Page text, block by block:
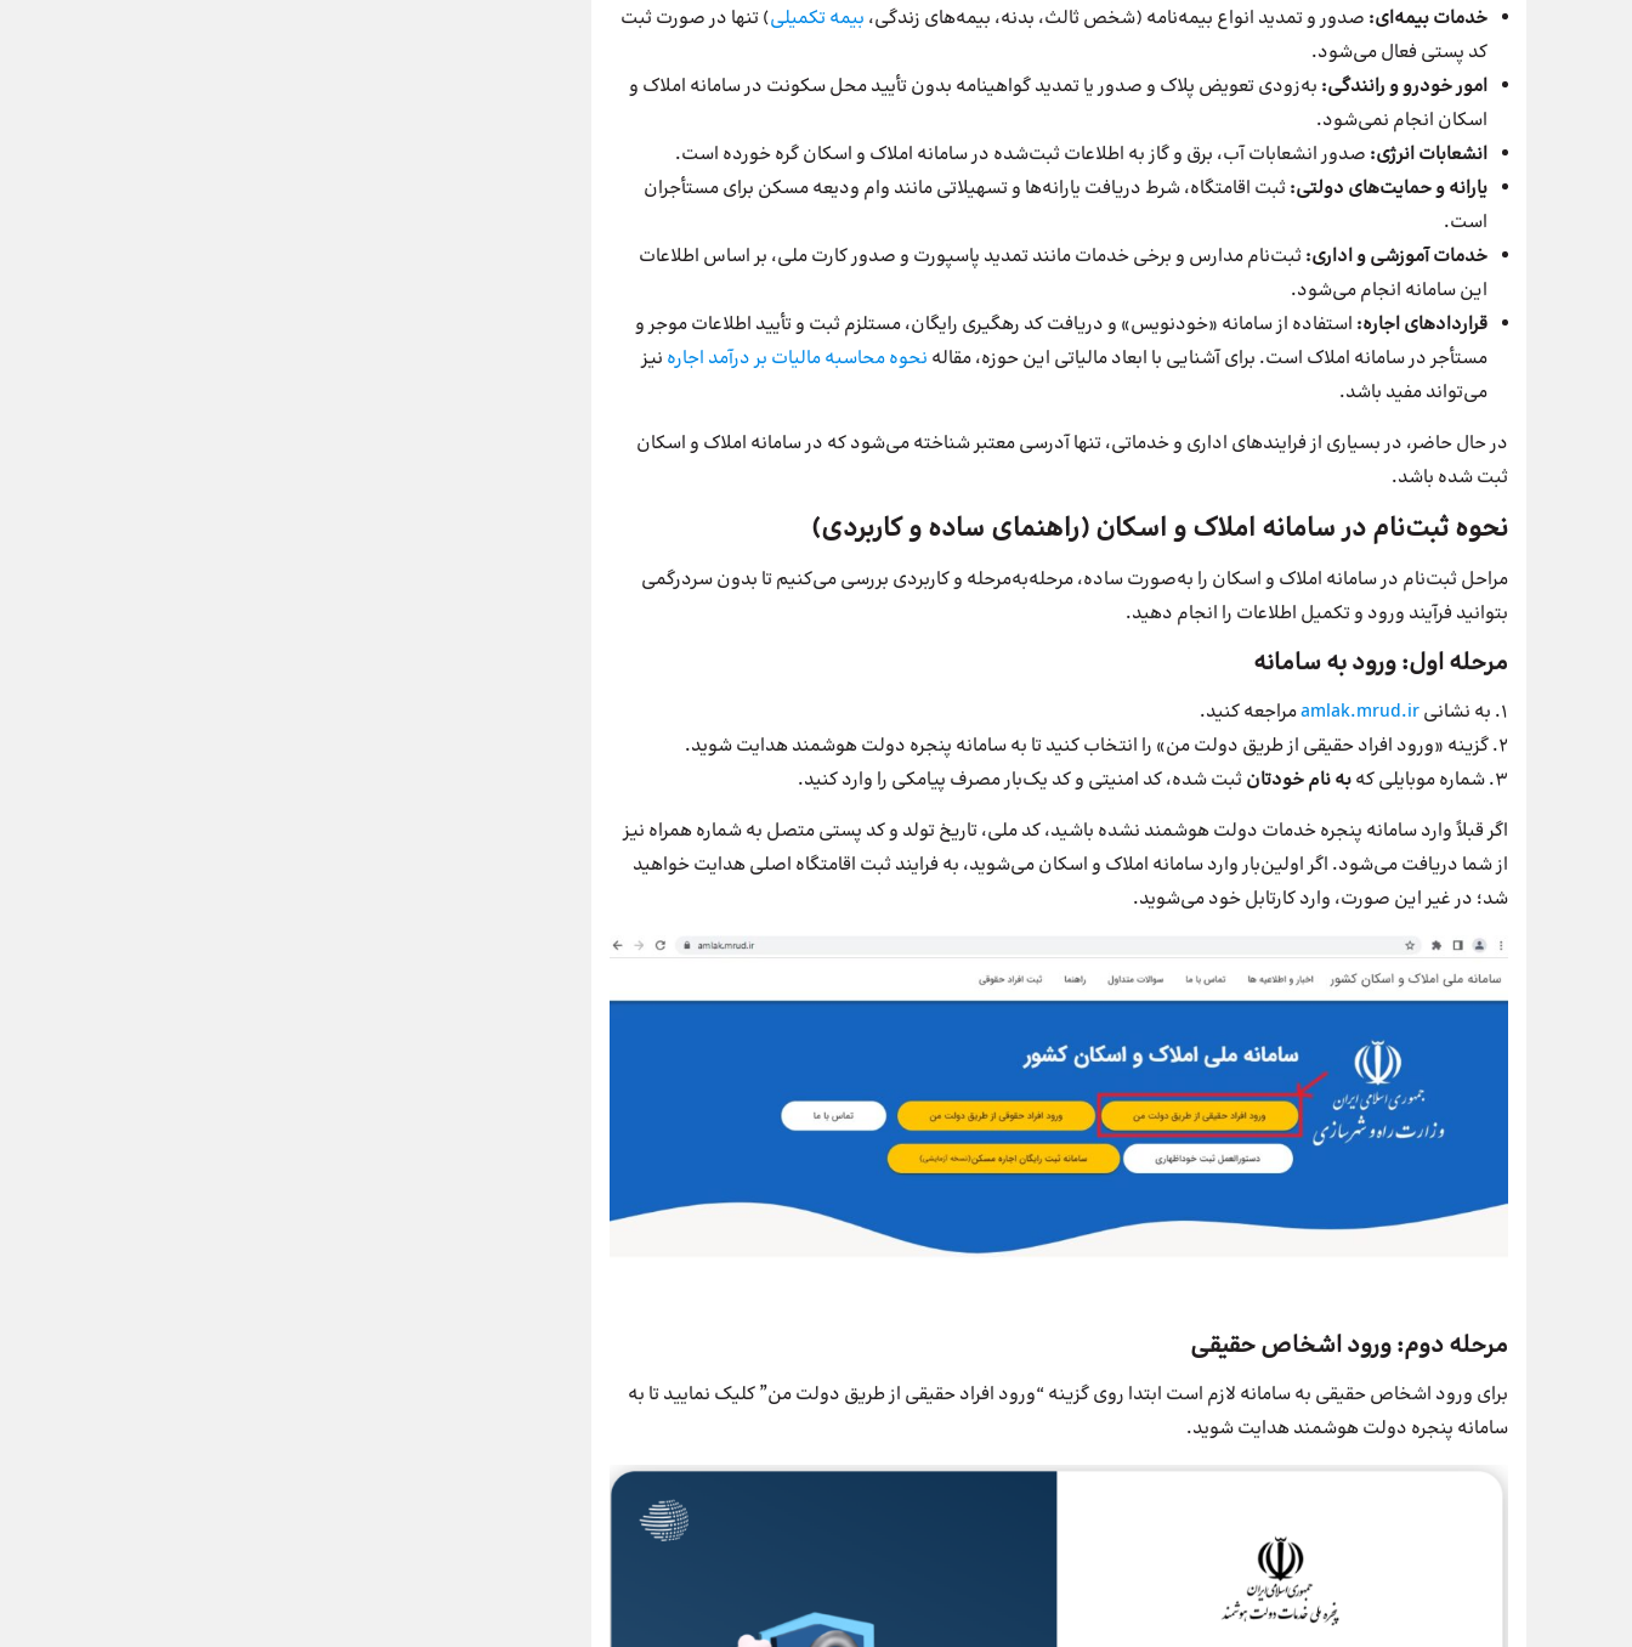
خدمات بیمه‌ای: صدور و تمدید انواع بیمه‌نامه (شخص ثالث، بدنه، بیمه‌های زندگی، بیمه تکمیلی) تنها در صورت ثبت
کد پستی فعال می‌شود.
امور خودرو و رانندگی: به‌زودی تعویض پلاک و صدور یا تمدید گواهینامه بدون تأیید محل سکونت در سامانه املاک و
اسکان انجام نمی‌شود.
انشعابات انرژی: صدور انشعابات آب، برق و گاز به اطلاعات ثبت‌شده در سامانه املاک و اسکان گره خورده است.
یارانه و حمایت‌های دولتی: ثبت اقامتگاه، شرط دریافت یارانه‌ها و تسهیلاتی مانند وام ودیعه مسکن برای مستأجران
است.
خدمات آموزشی و اداری: ثبت‌نام مدارس و برخی خدمات مانند تمدید پاسپورت و صدور کارت ملی، بر اساس اطلاعات
این سامانه انجام می‌شود.
قراردادهای اجاره: استفاده از سامانه «خودنویس» و دریافت کد رهگیری رایگان، مستلزم ثبت و تأیید اطلاعات موجر و
مستأجر در سامانه املاک است. برای آشنایی با ابعاد مالیاتی این حوزه، مقاله نحوه محاسبه مالیات بر درآمد اجاره نیز
می‌تواند مفید باشد.
در حال حاضر، در بسیاری از فرایندهای اداری و خدماتی، تنها آدرسی معتبر شناخته می‌شود که در سامانه املاک و اسکان
ثبت شده باشد.
نحوه ثبت‌نام در سامانه املاک و اسکان (راهنمای ساده و کاربردی)
مراحل ثبت‌نام در سامانه املاک و اسکان را به‌صورت ساده، مرحله‌به‌مرحله و کاربردی بررسی می‌کنیم تا بدون سردرگمی
بتوانید فرآیند ورود و تکمیل اطلاعات را انجام دهید.
مرحله اول: ورود به سامانه
۱. به نشانی amlak.mrud.irمراجعه کنید.
۲. گزینه «ورود افراد حقیقی از طریق دولت من» را انتخاب کنید تا به سامانه پنجره دولت هوشمند هدایت شوید.
۳. شماره موبایلی که
به نام خودتان ثبت شده، کد امنیتی و کد یک‌بار مصرف پیامکی را وارد کنید.
اگر قبلاً وارد سامانه پنجره خدمات دولت هوشمند نشده باشید، کد ملی، تاریخ تولد و کد پستی متصل به شماره همراه نیز
از شما دریافت می‌شود. اگر اولین‌بار وارد سامانه املاک و اسکان می‌شوید، به فرایند ثبت اقامتگاه اصلی هدایت خواهید
شد؛ در غیر این صورت، وارد کارتابل خود می‌شوید.
مرحله دوم: ورود اشخاص حقیقی
برای ورود اشخاص حقیقی به سامانه لازم است ابتدا روی گزینه “ورود افراد حقیقی از طریق دولت من” کلیک نمایید تا به
سامانه پنجره دولت هوشمند هدایت شوید.